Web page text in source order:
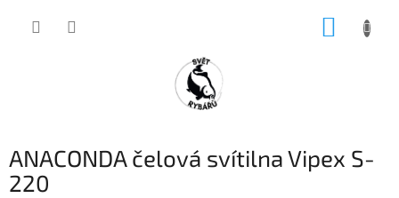
ANACONDA čelová svítilna Vipex S-
220